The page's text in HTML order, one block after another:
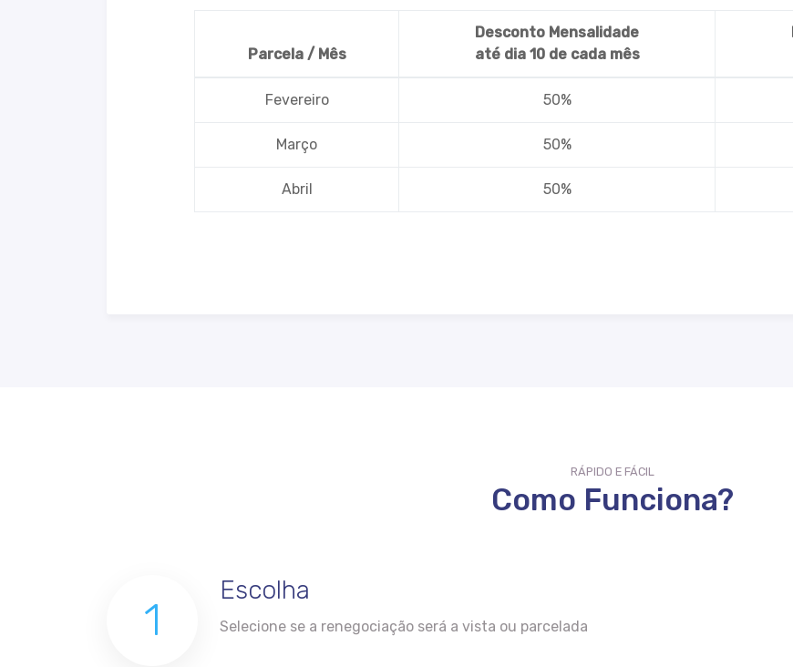
Parcela / Mês
Desconto Mensalidade
até dia 10 de cada mês
Fevereiro 50%
Março 50%
Abril 50%
RÁPIDO E FÁCIL
Como Funciona?
1
Escolha
Selecione se a renegociação será a vista ou parcelada